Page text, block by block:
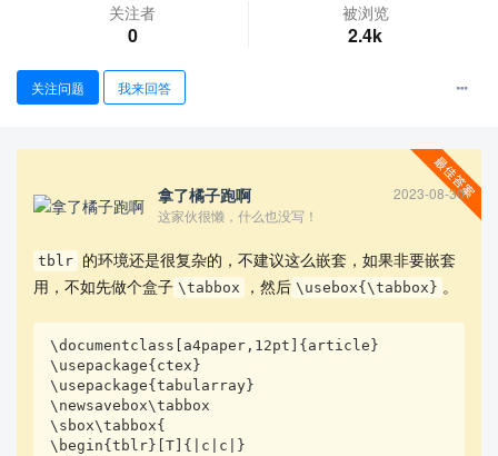
元格内嵌套表格时，"l,h"参数失效，准确的说应该是”h“参数失
关注者
0
被浏览
2.4k
关注问题 我来回答
拿了橘子跑啊
2023-08-30
这家伙很懒，什么也没写！
tblr 的环境还是很复杂的，不建议这么嵌套，如果非要嵌套
用，不如先做个盒子 \tabbox ，然后 \usebox{\tabbox} 。
\documentclass[a4paper,12pt]{article}
\usepackage{ctex}
\usepackage{tabularray}
\newsavebox\tabbox
\sbox\tabbox{
\begin{tblr}[T]{|c|c|}